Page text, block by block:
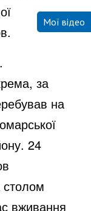
за
на
24
вживання
Мої відео